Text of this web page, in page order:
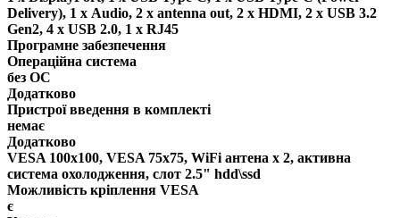
Delivery), 1 х Audio, 2 x antenna out, 2 x HDMI, 2 x USB 3.2
Gen2, 4 x USB 2.0, 1 x RJ45
Програмне забезпечення
Операційна система
без ОС
Додатково
Пристрої введення в комплекті
немає
Додатково
VESA 100x100, VESA 75x75, WiFi антена х 2, активна
система охолодження, слот 2.5" hdd\ssd
Можливість кріплення VESA
є